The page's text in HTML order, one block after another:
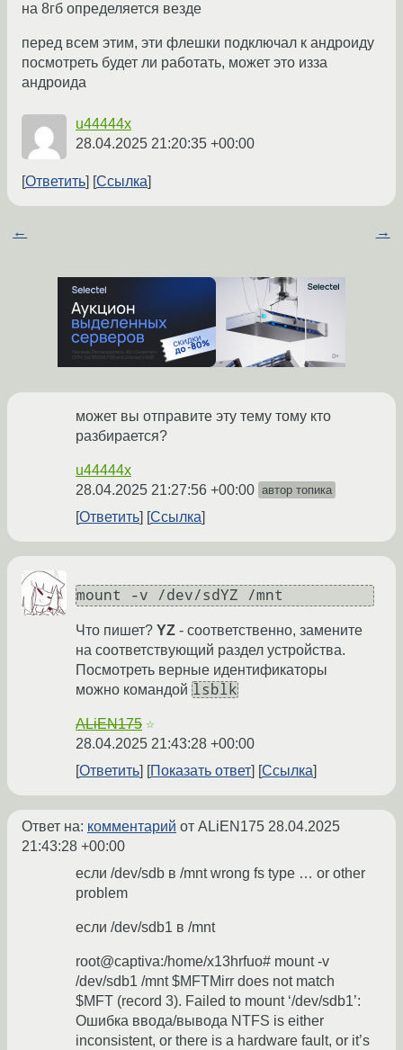
на 8гб определяется везде
перед всем этим, эти флешки подключал к андроиду
посмотреть будет ли работать, может это изза
андроида
u44444x
28.04.2025 21:20:35 +00:00
Ответить Ссылка
← →
может вы отправите эту тему тому кто
разбирается?
u44444x
28.04.2025 21:27:56 +00:00 автор топика
Ответить Ссылка
Что пишет? YZ - соответственно, замените
на соответствующий раздел устройства.
Посмотреть верные идентификаторы
можно командой lsblk
ALiEN175 ☆
28.04.2025 21:43:28 +00:00
Ответить
Показать ответ Ссылка
Ответ на: комментарий от ALiEN175 28.04.2025
21:43:28 +00:00
если /dev/sdb в /mnt wrong fs type … or other
problem
если /dev/sdb1 в /mnt
root@captiva:/home/x13hrfuo# mount -v
/dev/sdb1 /mnt $MFTMirr does not match
$MFT (record 3). Failed to mount ‘/dev/sdb1’:
Ошибка ввода/вывода NTFS is either
inconsistent, or there is a hardware fault, or it’s